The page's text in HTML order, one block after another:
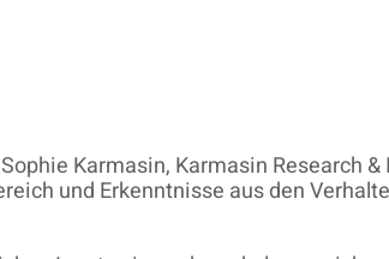
Karmasin, Karmasin Research
und Erkenntnisse aus den